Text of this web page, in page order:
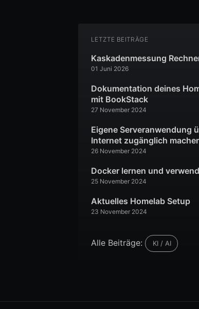
LETZTE BEITRÄGE
Kaskadenmessung
01 Juni 2026
Dokumentation deines
mit BookStack
27 November 2024
Eigene Serveranwendung
Internet zugänglich
26 November 2024
Docker lernen und
25 November 2024
Aktuelles Homelab Setup
23 November 2024
Alle Beiträge: KI / AI